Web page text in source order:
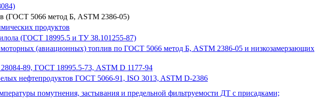
(ГОСТ 5066 метод Б, ASTM 2386-05)
продуктов
(ГОСТ 18995.5 и ТУ 38.101255-87)
моторных (авиационных) топлив по ГОСТ 5066 метод Б, ASTM 2386-05 и низкозамерзающих
28084-89, ГОСТ 18995.5-73, ASTM D 1177-94
нефтепродуктов ГОСТ 5066-91, ISO 3013, ASTM D-2386
помутнения, застывания и предельной фильтруемости ДТ с присадками;